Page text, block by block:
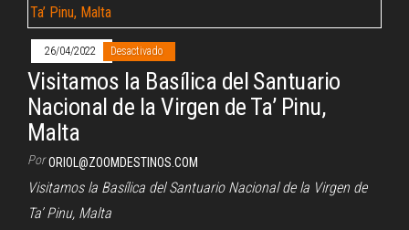
26/04/2022 Desactivado
Visitamos la Basílica del Santuario
Nacional de la Virgen de Ta’ Pinu,
Malta
Por ORIOL@ZOOMDESTINOS.COM
Visitamos la Basílica del Santuario Nacional de la Virgen de
Ta’ Pinu, Malta